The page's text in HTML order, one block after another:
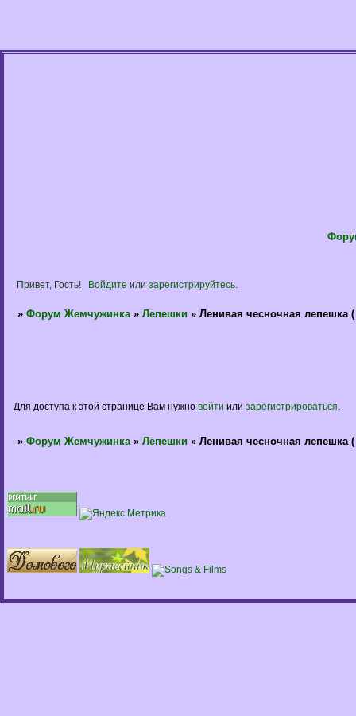
Привет, Гость! Войдите или зарегистрируйтесь.
» Форум Жемчужинка » Лепешки » Ленивая чесночная лепешка
Для доступа к этой странице Вам нужно войти или зарегистрироваться
» Форум Жемчужинка » Лепешки » Ленивая чесночная лепешка